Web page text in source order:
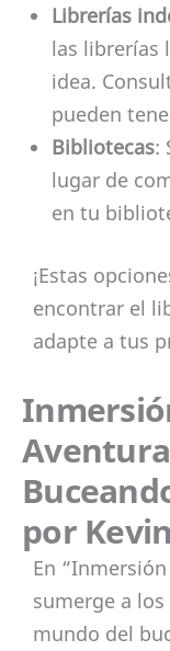
Librerías
las librerías
idea.
pueden
Bibliotecas:
lugar de
en tu
¡Estas
encontrar el
adapte a tus
por
En
sumerge a
mundo del